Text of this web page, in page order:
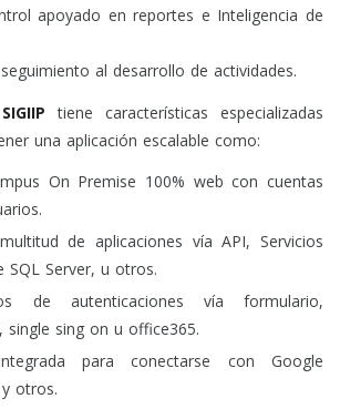
apoyado en reportes e Inteligencia de
al desarrollo de actividades.
SIGIIP tiene características especializadas
una aplicación escalable como:
On Premise 100% web con cuentas
de aplicaciones vía API, Servicios
SQL Server, u otros.
de autenticaciones vía formulario,
single sing on u office365.
para conectarse con Google
otros.